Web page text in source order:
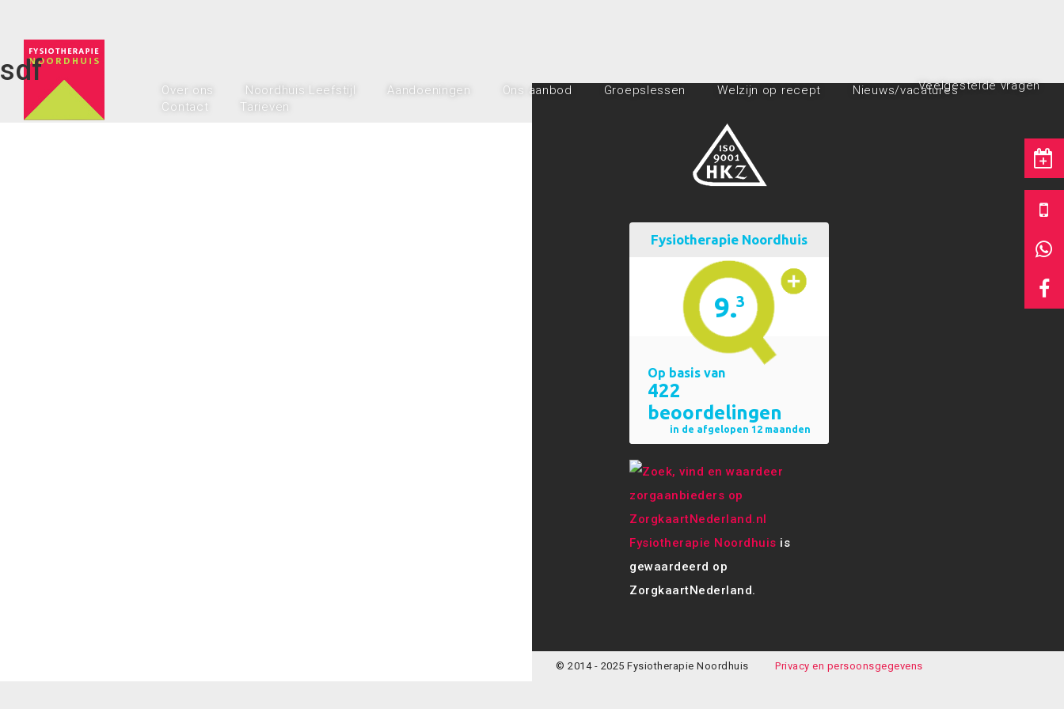
Over ons Noordhuis Leefstijl Aandoeningen Ons aanbod Groepslessen Welzijn op recept
Nieuws/vacatures
Contact
Tarieven
Veelgestelde vragen
sdf
Fysiotherapie Noordhuis is
gewaardeerd op
ZorgkaartNederland.
© 2014 - 2025 Fysiotherapie Noordhuis Privacy en persoonsgegevens